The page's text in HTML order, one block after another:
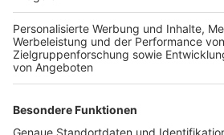
TOP-PARTNER